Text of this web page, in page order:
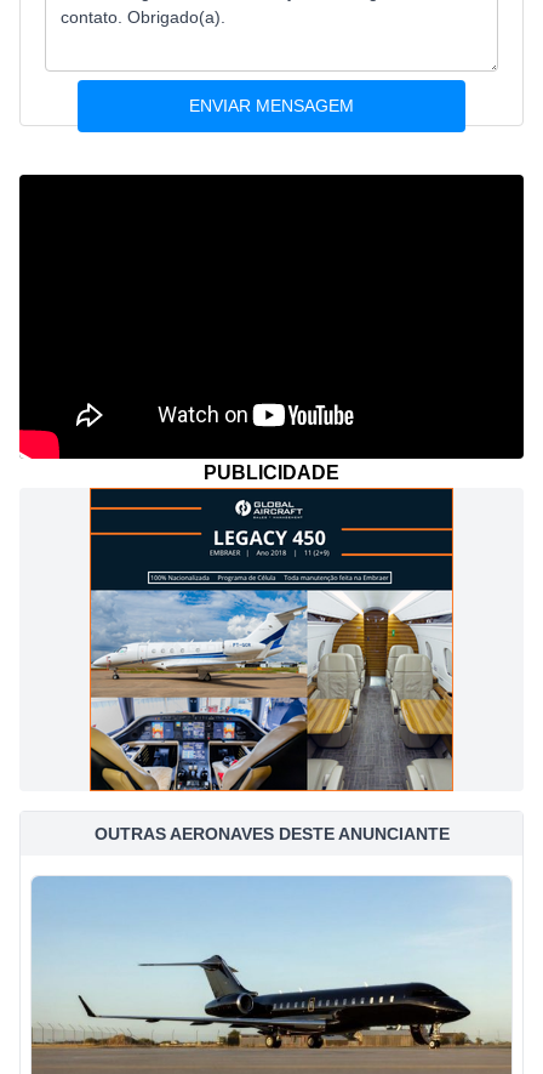
PUBLICIDADE
OUTRAS AERONAVES DESTE ANUNCIANTE